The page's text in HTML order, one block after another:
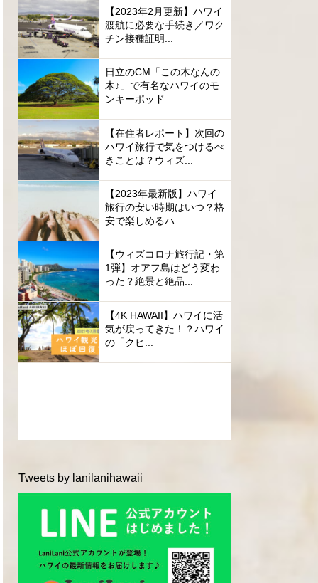
【2023年2月更新】ハワイ
渡航に必要な手続き／ワク
チン接種証明...
日立のCM「この木なんの
木♪」で有名なハワイのモ
ンキーポッド
【在住者レポート】次回の
ハワイ旅行で気をつけるべ
きことは？ウィズ...
【2023年最新版】ハワイ
旅行の安い時期はいつ？格
安で楽しめるハ...
【ウィズコロナ旅行記・第
1弾】オアフ島はどう変わ
った？絶景と絶品...
【4K HAWAII】ハワイに活
気が戻ってきた！？ハワイ
の「クヒ...
Tweets by lanilanihawaii